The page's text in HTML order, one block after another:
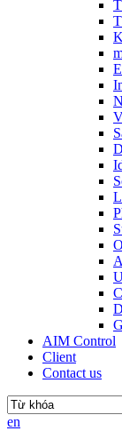
AIM Control
Client
Contact us
en